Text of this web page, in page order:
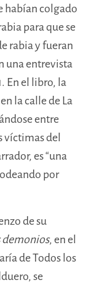
habían colgado
para que se
rabia y fueran
una entrevista
En el libro, la
la calle de La
entre
víctimas del
es “una
por
de su
demonios, en el
de Todos los
se